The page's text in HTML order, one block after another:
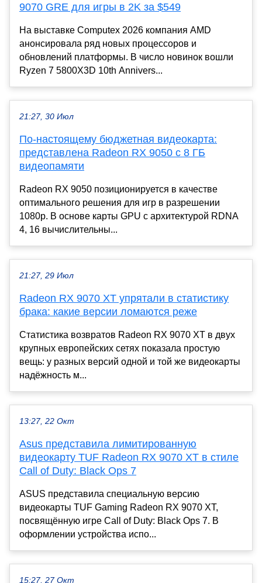
9070 GRE для игры в 2K за $549
На выставке Computex 2026 компания AMD
анонсировала ряд новых процессоров и
обновлений платформы. В число новинок вошли
Ryzen 7 5800X3D 10th Annivers...
21:27, 30 Июл
По-настоящему бюджетная видеокарта:
представлена Radeon RX 9050 с 8 ГБ
видеопамяти
Radeon RX 9050 позиционируется в качестве
оптимального решения для игр в разрешении
1080p. В основе карты GPU с архитектурой RDNA
4, 16 вычислительны...
21:27, 29 Июл
Radeon RX 9070 XT упрятали в статистику
брака: какие версии ломаются реже
Статистика возвратов Radeon RX 9070 XT в двух
крупных европейских сетях показала простую
вещь: у разных версий одной и той же видеокарты
надёжность м...
13:27, 22 Окт
Asus представила лимитированную
видеокарту TUF Radeon RX 9070 XT в стиле
Call of Duty: Black Ops 7
ASUS представила специальную версию
видеокарты TUF Gaming Radeon RX 9070 XT,
посвящённую игре Call of Duty: Black Ops 7. В
оформлении устройства испо...
15:27, 27 Окт